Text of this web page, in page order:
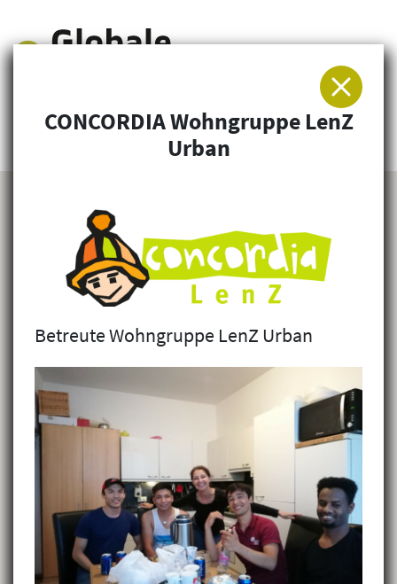
Arbeitsgemeinschaft für Entwicklung und
CONCORDIA Wohngruppe LenZ
Urban
Betreute Wohngruppe LenZ Urban